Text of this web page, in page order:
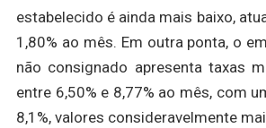
estabelecido é ainda mais baixo,
1,80% ao mês. Em outra ponta, o
não consignado apresenta taxas
entre 6,50% e 8,77% ao mês, com
8,1%, valores consideravelmente